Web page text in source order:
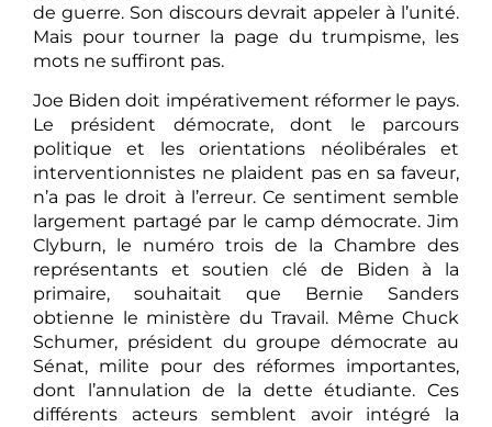
de guerre. Son discours devrait appeler à l’unité.
Mais pour tourner la page du trumpisme, les
mots ne suffiront pas.
Joe Biden doit impérativement réformer le pays.
Le président démocrate, dont le parcours
politique et les orientations néolibérales et
interventionnistes ne plaident pas en sa faveur,
n’a pas le droit à l’erreur. Ce sentiment semble
largement partagé par le camp démocrate. Jim
Clyburn, le numéro trois de la Chambre des
représentants et soutien clé de Biden à la
primaire, souhaitait que Bernie Sanders
obtienne le ministère du Travail. Même Chuck
Schumer, président du groupe démocrate au
Sénat, milite pour des réformes importantes,
dont l’annulation de la dette étudiante. Ces
différents acteurs semblent avoir intégré la